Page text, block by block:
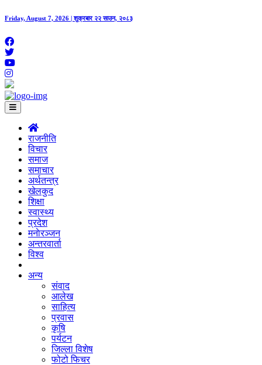
Friday, August 7, 2026 | शुक्रबार २२ साउन, २०८३
राजनीति
विचार
समाज
समाचार
अर्थतन्त्र
खेलकुद
शिक्षा
स्वास्थ्य
प्रदेश
मनाेरञ्जन
अन्तरवार्ता
विश्व
अन्य
संवाद
आलेख
साहित्य
प्रवास
कृषि
पर्यटन
जिल्ला विशेष
फोटो फिचर